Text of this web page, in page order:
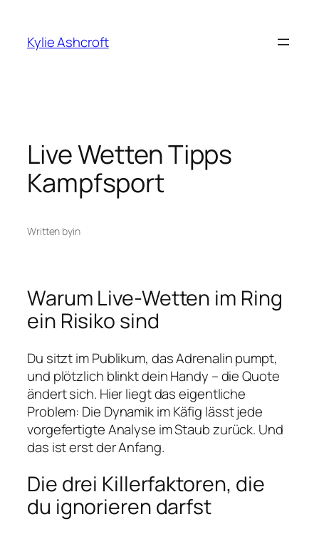
content
Kylie Ashcroft
Live Wetten Tipps
Kampfsport
Written byin
Warum Live-Wetten im Ring
ein Risiko sind
Du sitzt im Publikum, das Adrenalin pumpt,
und plötzlich blinkt dein Handy – die Quote
ändert sich. Hier liegt das eigentliche
Problem: Die Dynamik im Käfig lässt jede
vorgefertigte Analyse im Staub zurück. Und
das ist erst der Anfang.
Die drei Killerfaktoren, die
du ignorieren darfst